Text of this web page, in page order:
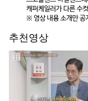
캐퍼케일러가 다른 수
※ 영상 내용 소개만 공
추천영상